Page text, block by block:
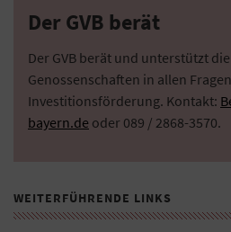
Der GVB berät
Der GVB berät und unterstützt
Genossenschaften in allen
Investitionsförderung. Kontakt:
bayern.de oder 089 / 2868-3570.
WEITERFÜHRENDE LINKS